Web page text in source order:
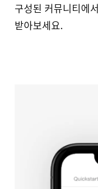
구성된 커뮤니티에
받아보세요.